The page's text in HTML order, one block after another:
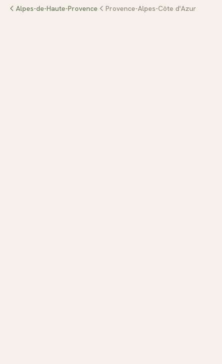
Alpes-de-Haute-Provence Provence-Alpes-Côte d'Azur